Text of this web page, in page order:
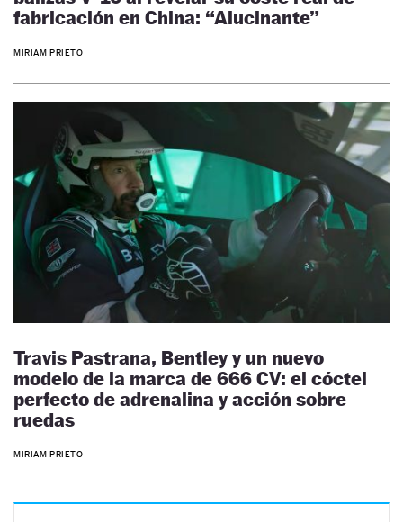
fabricación en China: “Alucinante”
MIRIAM PRIETO
Travis Pastrana, Bentley y un nuevo
modelo de la marca de 666 CV: el cóctel
perfecto de adrenalina y acción sobre
ruedas
MIRIAM PRIETO